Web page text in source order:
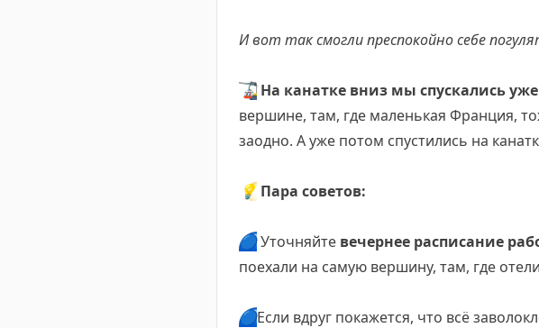
И вот так смогли преспокойно себе
🚡На канатке вниз мы спускались
вершине, там, где маленькая Франция,
заодно. А уже потом спустились на
💡 Пара советов:
🔵Уточняйте вечернее расписание
поехали на самую вершину, там, где
🔵Если вдруг покажется, что всё